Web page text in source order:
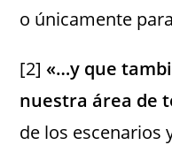
o únicamente
[2]«…y que
nuestra área de
de los escenarios